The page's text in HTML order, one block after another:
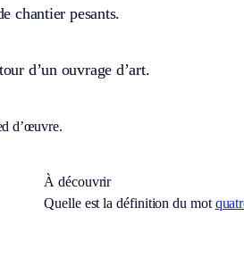
chantier pesants.
d’un ouvrage d’art.
d’œuvre.
À découvrir
Quelle est la définition du mot